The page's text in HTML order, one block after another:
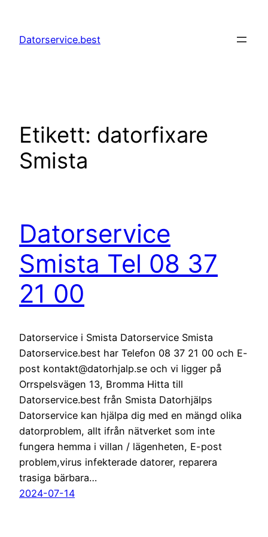
innehåll
Datorservice.best
Etikett: datorfixare
Smista
Datorservice
Smista Tel 08 37
21 00
Datorservice i Smista Datorservice Smista
Datorservice.best har Telefon 08 37 21 00 och E-
post kontakt@datorhjalp.se och vi ligger på
Orrspelsvägen 13, Bromma Hitta till
Datorservice.best från Smista Datorhjälps
Datorservice kan hjälpa dig med en mängd olika
datorproblem, allt ifrån nätverket som inte
fungera hemma i villan / lägenheten, E-post
problem,virus infekterade datorer, reparera
trasiga bärbara…
2024-07-14